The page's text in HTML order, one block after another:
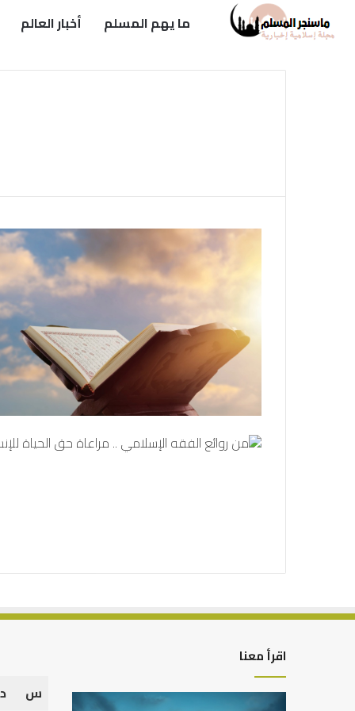
ما يهم المسلم أخبار العالم
اقرأ معنا
التوازن كيف
س
د